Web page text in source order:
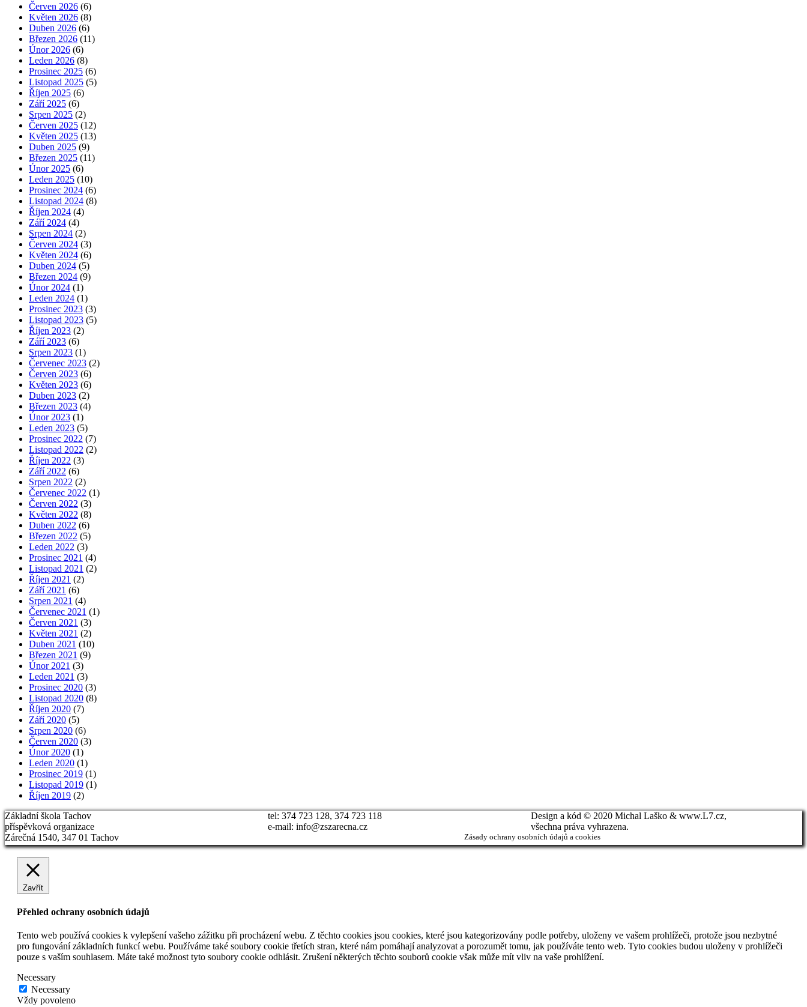
Červen 2026 (6)
Květen 2026 (8)
Duben 2026 (6)
Březen 2026 (11)
Únor 2026 (6)
Leden 2026 (8)
Prosinec 2025 (6)
Listopad 2025 (5)
Říjen 2025 (6)
Září 2025 (6)
Srpen 2025 (2)
Červen 2025 (12)
Květen 2025 (13)
Duben 2025 (9)
Březen 2025 (11)
Únor 2025 (6)
Leden 2025 (10)
Prosinec 2024 (6)
Listopad 2024 (8)
Říjen 2024 (4)
Září 2024 (4)
Srpen 2024 (2)
Červen 2024 (3)
Květen 2024 (6)
Duben 2024 (5)
Březen 2024 (9)
Únor 2024 (1)
Leden 2024 (1)
Prosinec 2023 (3)
Listopad 2023 (5)
Říjen 2023 (2)
Září 2023 (6)
Srpen 2023 (1)
Červenec 2023 (2)
Červen 2023 (6)
Květen 2023 (6)
Duben 2023 (2)
Březen 2023 (4)
Únor 2023 (1)
Leden 2023 (5)
Prosinec 2022 (7)
Listopad 2022 (2)
Říjen 2022 (3)
Září 2022 (6)
Srpen 2022 (2)
Červenec 2022 (1)
Červen 2022 (3)
Květen 2022 (8)
Duben 2022 (6)
Březen 2022 (5)
Leden 2022 (3)
Prosinec 2021 (4)
Listopad 2021 (2)
Říjen 2021 (2)
Září 2021 (6)
Srpen 2021 (4)
Červenec 2021 (1)
Červen 2021 (3)
Květen 2021 (2)
Duben 2021 (10)
Březen 2021 (9)
Únor 2021 (3)
Leden 2021 (3)
Prosinec 2020 (3)
Listopad 2020 (8)
Říjen 2020 (7)
Září 2020 (5)
Srpen 2020 (6)
Červen 2020 (3)
Únor 2020 (1)
Leden 2020 (1)
Prosinec 2019 (1)
Listopad 2019 (1)
Říjen 2019 (2)
Základní škola Tachov
příspěvková organizace
Zárečná 1540, 347 01 Tachov
tel: 374 723 128, 374 723 118
e-mail: info@zszarecna.cz
Design a kód © 2020 Michal Laško & www.L7.cz,
všechna práva vyhrazena.
Zásady ochrany osobních údajů a cookies
Zavřít
Přehled ochrany osobních údajů
Tento web používá cookies k vylepšení vašeho zážitku při procházení webu. Z těchto cookies jsou cookies, které jsou kategorizovány podle potřeby, uloženy ve vašem prohlížeči, protože jsou nezbytné
pro fungování základních funkcí webu. Používáme také soubory cookie třetích stran, které nám pomáhají analyzovat a porozumět tomu, jak používáte tento web. Tyto cookies budou uloženy v prohlížeči
pouze s vaším souhlasem. Máte také možnost tyto soubory cookie odhlásit. Zrušení některých těchto souborů cookie však může mít vliv na vaše prohlížení.
Necessary
Necessary
Vždy povoleno